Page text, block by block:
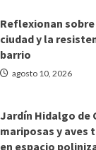
Reflexionan
ciudad y la
barrio
agosto 10, 2026
Jardín Hidalgo de
mariposas y aves
en espacio